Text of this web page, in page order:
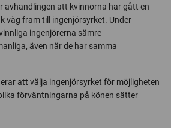
avhandlingen att kvinnorna har gått en
väg fram till ingenjörsyrket. Under
ingenjörerna sämre
även när de har samma
att välja ingenjörsyrket för möjligheten
förväntningarna på könen sätter